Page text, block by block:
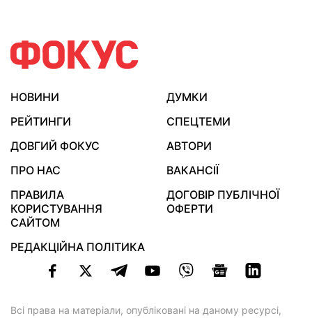
НОВИНИ
ДУМКИ
РЕЙТИНГИ
СПЕЦТЕМИ
ДОВГИЙ ФОКУС
АВТОРИ
ПРО НАС
ВАКАНСІЇ
ПРАВИЛА
КОРИСТУВАННЯ
САЙТОМ
ДОГОВІР ПУБЛІЧНОЇ
ОФЕРТИ
РЕДАКЦІЙНА ПОЛІТИКА
Всі права на матеріали, опубліковані на даному ресурсі,